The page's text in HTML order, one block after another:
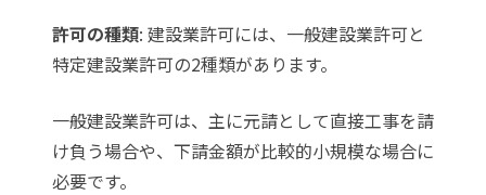
許可の種類: 建設業許可には、一般建設業許可と
特定建設業許可の2種類があります。
一般建設業許可は、主に元請として直接工事を請
け負う場合や、下請金額が比較的小規模な場合に
必要です。